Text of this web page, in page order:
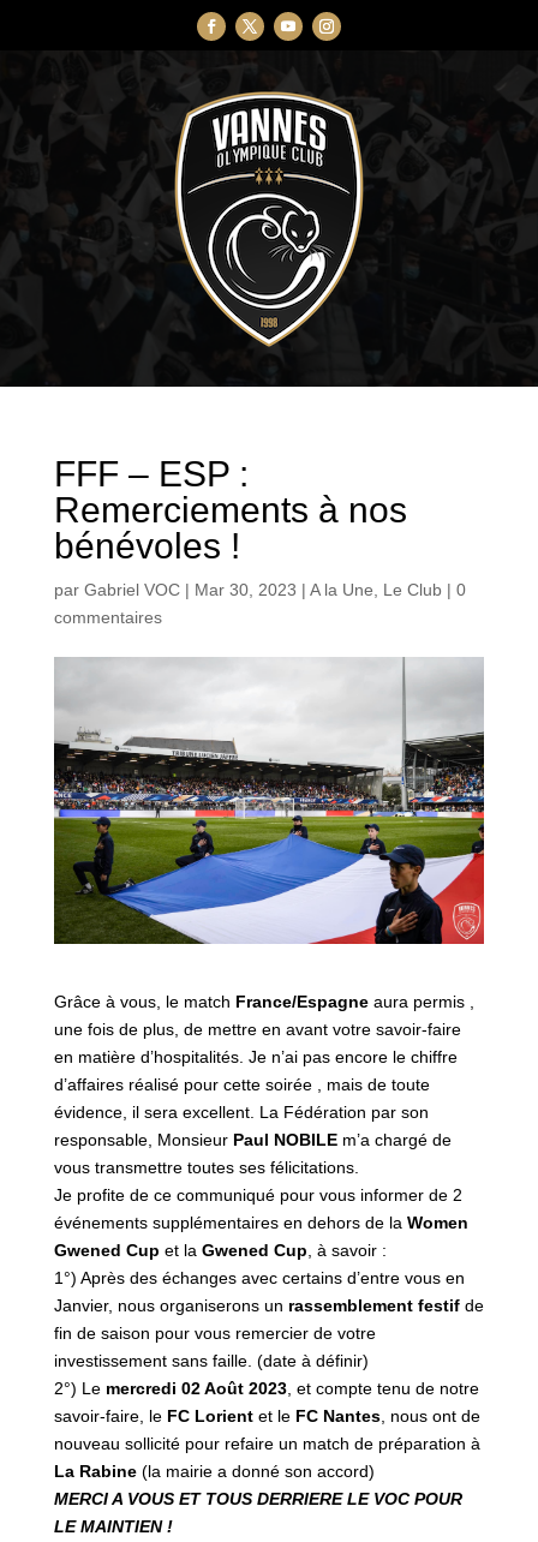
FFF – ESP :
Remerciements à nos
bénévoles !
par Gabriel VOC| Mar 30, 2023 | A la Une, Le Club| 0
commentaires
Grâce à vous, le match France/Espagneaura permis ,
une fois de plus, de mettre en avant votre savoir-faire
en matière d’hospitalités. Je n’ai pas encore le chiffre
d’affaires réalisé pour cette soirée , mais de toute
évidence, il sera excellent. La Fédération par son
responsable, Monsieur Paul NOBILEm’a chargé de
vous transmettre toutes ses félicitations.
Je profite de ce communiqué pour vous informer de 2
événements supplémentaires en dehors de la Women
Gwened Cup et la Gwened Cup , à savoir :
1°) Après des échanges avec certains d’entre vous en
Janvier, nous organiserons un rassemblement festifde
fin de saison pour vous remercier de votre
investissement sans faille. (date à définir)
2°) Le mercredi 02 Août 2023, et compte tenu de notre
savoir-faire, le FC Lorientet le FC Nantes, nous ont de
nouveau sollicité pour refaire un match de préparation à
La Rabine(la mairie a donné son accord)
MERCI A VOUS ET TOUS DERRIERE LE VOC POUR
LE MAINTIEN !